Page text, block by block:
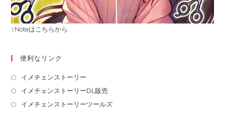
↑Noteはこちらから
便利なリンク
イメチェンストーリー
イメチェンストーリーDL販売
イメチェンストーリーツールズ